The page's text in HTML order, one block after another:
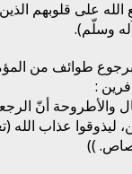
الله على قلوبهم
وسلّم).
برجوع طوائف من
:
والأطروحة أنّ
عذاب الله
))